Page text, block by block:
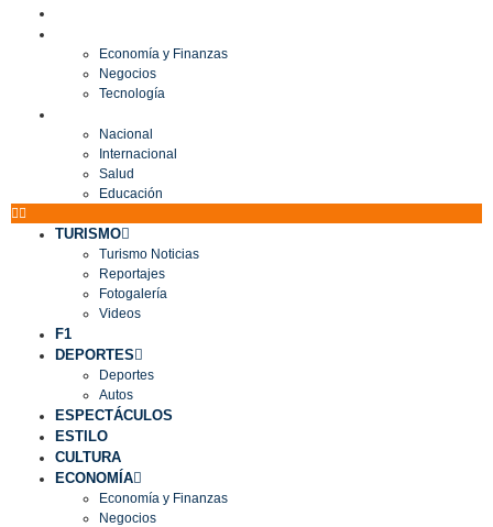
Economía y Finanzas
Negocios
Tecnología
Nacional
Internacional
Salud
Educación
TURISMO
Turismo Noticias
Reportajes
Fotogalería
Videos
F1
DEPORTES
Deportes
Autos
ESPECTÁCULOS
ESTILO
CULTURA
ECONOMÍA
Economía y Finanzas
Negocios